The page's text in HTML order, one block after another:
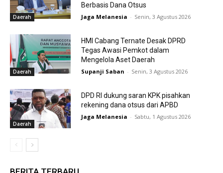
Daerah
Berbasis Dana Otsus
Jaga Melanesia - Senin, 3 Agustus 2026
Daerah
HMI Cabang Ternate Desak DPRD
Tegas Awasi Pemkot dalam
Mengelola Aset Daerah
Supanji Saban - Senin, 3 Agustus 2026
Daerah
DPD RI dukung saran KPK pisahkan
rekening dana otsus dari APBD
Jaga Melanesia - Sabtu, 1 Agustus 2026